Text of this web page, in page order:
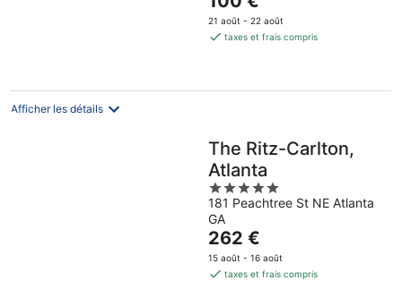
5
prix
est
par
21 août - 22 août
taxes et frais compris
Afficher les détails
The Ritz-Carlton,
Atlanta
5
out
of
5
181 Peachtree St NE Atlanta
GA
Le
prix
est
262 €
15 août - 16 août
taxes et frais compris